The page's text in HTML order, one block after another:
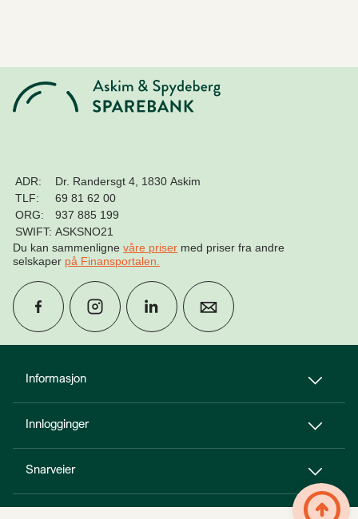
Informasjon
Innlogginger
Snarveier
ADR:
Dr. Randersgt 4, 1830 Askim
TLF:
69 81 62 00
ORG:
937 885 199
SWIFT: ASKSNO21
Du kan sammenligne våre priser med priser fra andre
selskaper på Finansportalen
Bli kunde
person_add
Til toppen